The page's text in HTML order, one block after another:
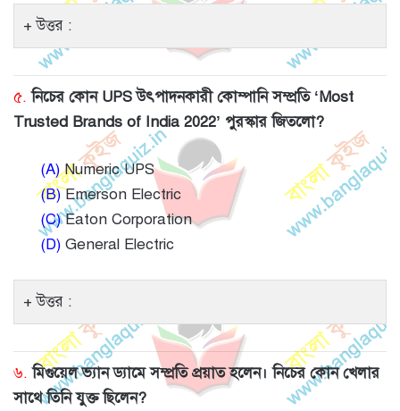
উত্তর :
৫. নিচের কোন UPS উৎপাদনকারী কোম্পানি সম্প্রতি ‘Most
Trusted Brands of India 2022’ পুরস্কার জিতলো?
(A)Numeric UPS
(B)Emerson Electric
(C)Eaton Corporation
(D) General Electric
উত্তর :
৬. মিগুয়েল ভ্যান ড্যামে সম্প্রতি প্রয়াত হলেন। নিচের কোন খেলার
সাথে তিনি যুক্ত ছিলেন?